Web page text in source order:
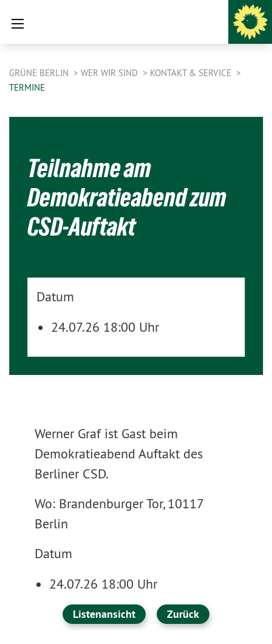
GRÜNE BERLIN WER WIR SIND
KONTAKT & SERVICE
TERMINE
Teilnahme am
Demokratieabend zum
CSD-Auftakt
Datum
24.07.26 18:00 Uhr
Werner Graf ist Gast beim
Demokratieabend Auftakt des
Berliner CSD.
Wo: Brandenburger Tor, 10117
Berlin
Datum
24.07.26 18:00 Uhr
Listenansicht Zurück